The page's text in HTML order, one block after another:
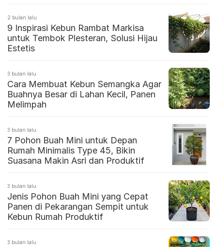
2 bulan lalu
9 Inspirasi Kebun Rambat Markisa
untuk Tembok Plesteran, Solusi Hijau
Estetis
3 bulan lalu
Cara Membuat Kebun Semangka Agar
Buahnya Besar di Lahan Kecil, Panen
Melimpah
3 bulan lalu
7 Pohon Buah Mini untuk Depan
Rumah Minimalis Type 45, Bikin
Suasana Makin Asri dan Produktif
3 bulan lalu
Jenis Pohon Buah Mini yang Cepat
Panen di Pekarangan Sempit untuk
Kebun Rumah Produktif
3 bulan lalu